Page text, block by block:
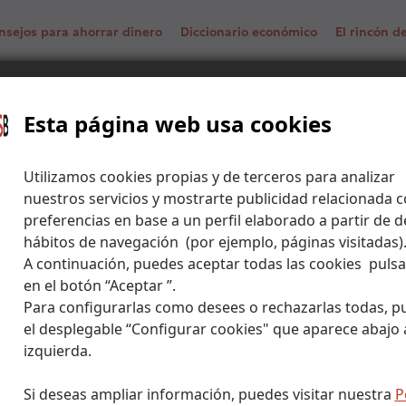
Esta página web usa cookies
Utilizamos cookies propias y de terceros para analizar
nuestros servicios y mostrarte publicidad relacionada
preferencias en base a un perfil elaborado a partir de
hábitos de navegación (por ejemplo, páginas visitadas).
A continuación, puedes aceptar todas las cookies
en el botón “Aceptar ”.
Para configurarlas como desees o rechazarlas todas,
el desplegable “Configurar cookies" que aparece abajo
izquierda.
Si deseas ampliar información, puedes visitar nuestra
para ahorrar dinero Diccionario económico El rincón
euro ¿Qué implicaciones tiene?